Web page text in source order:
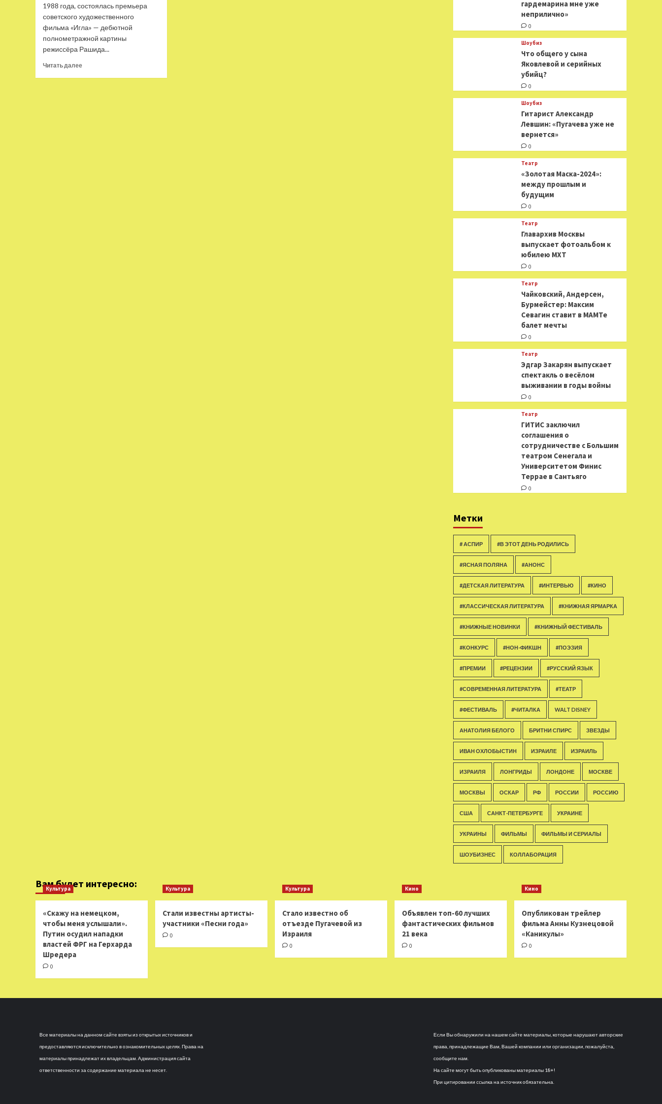
1988 года, состоялась премьера
советского художественного
фильма «Игла» — дебютной
полнометражной картины
режиссёра Рашида...
Читать далееПрочитать
гардемарина мне уже
неприлично»
0
Шоубиз
Что общего у сына
Яковлевой и серийных
убийц?
0
Шоубиз
Гитарист Александр
Левшин: «Пугачева уже не
вернется»
0
Театр
«Золотая Маска-2024»:
между прошлым и
будущим
0
Театр
​​Главархив Москвы
выпускает фотоальбом к
юбилею МХТ
0
Театр
​​Чайковский, Андерсен,
Бурмейстер: Максим
Севагин ставит в МАМТе
балет мечты
0
Театр
Эдгар Закарян выпускает
спектакль о весёлом
выживании в годы войны
0
Театр
ГИТИС заключил
соглашения о
сотрудничестве с Большим
театром Сенегала и
Университетом Финис
Террае в Сантьяго
0
Метки
# АСПИР #В ЭТОТ ДЕНЬ РОДИЛИСЬ
#ЯСНАЯ ПОЛЯНА #АНОНС
#ДЕТСКАЯ ЛИТЕРАТУРА #ИНТЕРВЬЮ #КИНО
#КЛАССИЧЕСКАЯ ЛИТЕРАТУРА #КНИЖНАЯ ЯРМАРКА
#КНИЖНЫЕ НОВИНКИ #КНИЖНЫЙ ФЕСТИВАЛЬ
#КОНКУРС #НОН-ФИКШН #ПОЭЗИЯ
#ПРЕМИИ #РЕЦЕНЗИИ #РУССКИЙ ЯЗЫК
#СОВРЕМЕННАЯ ЛИТЕРАТУРА #ТЕАТР
#ФЕСТИВАЛЬ #ЧИТАЛКА WALT DISNEY
АНАТОЛИЯ БЕЛОГО БРИТНИ СПИРС ЗВЕЗДЫ
ИВАН ОХЛОБЫСТИН ИЗРАИЛЕ ИЗРАИЛЬ
ИЗРАИЛЯ ЛОНГРИДЫ ЛОНДОНЕ МОСКВЕ
МОСКВЫ ОСКАР РФ РОССИИ РОССИЮ
США САНКТ-ПЕТЕРБУРГЕ УКРАИНЕ
УКРАИНЫ ФИЛЬМЫ ФИЛЬМЫ И СЕРИАЛЫ
ШОУБИЗНЕС КОЛЛАБОРАЦИЯ
Вам будет интересно:
Культура
«Скажу на немецком,
чтобы меня услышали».
Путин осудил нападки
властей ФРГ на Герхарда
Шредера
0
Культура
Стали известны артисты-
участники «Песни года»
0
Культура
Стало известно об
отъезде Пугачевой из
Израиля
0
Кино
Объявлен топ-60 лучших
фантастических фильмов
21 века
0
Кино
Опубликован трейлер
фильма Анны Кузнецовой
«Каникулы»
0
Все материалы на данном сайте взяты из открытых источников и
предоставляются исключительно в ознакомительных целях. Права на
материалы принадлежат их владельцам. Администрация сайта
ответственности за содержание материала не несет.
Если Вы обнаружили на нашем сайте материалы, которые нарушают авторские
права, принадлежащие Вам, Вашей компании или организации, пожалуйста,
сообщите нам.
На сайте могут быть опубликованы материалы 18+!
При цитировании ссылка на источник обязательна.